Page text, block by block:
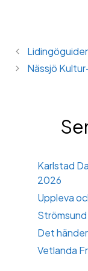
Nässjö
Karlstad
2026
Uppleva
Det
Vetlanda